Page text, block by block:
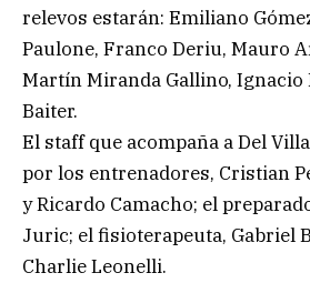
relevos estarán: Emiliano
Paulone, Franco Deriu, Mauro
Martín Miranda Gallino, Ignacio
Baiter.
El staff que acompaña a Del
por los entrenadores, Cristian
y Ricardo Camacho; el
Juric; el fisioterapeuta, Gabriel
Charlie Leonelli.